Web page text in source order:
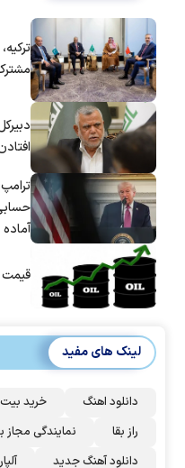
قیمت
لینک های مفید
دانلود اهنگ خرید
راز بقا
نمایندگی
دانلود آهنگ جدید